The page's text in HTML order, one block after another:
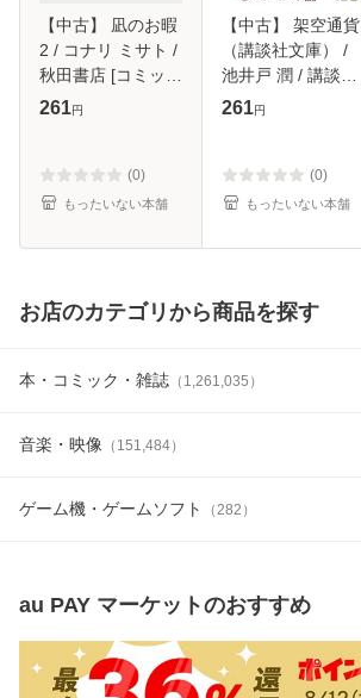
【中古】 凪のお暇
2 / コナリ ミサト /
秋田書店 [コミッ
ク]【メール便送料
261円
(0)
もったいない本舗
【中古】 架空通貨
（講談社文庫） /
池井戸 潤 / 講談社
[文庫]【メール便送
261円
(0)
もったいない本舗
お店のカテゴリから商品を探す
本・コミック・雑誌 （ 1,261,035 ）
音楽・映像 （ 151,484）
ゲーム機・ゲームソフト （282 ）
au PAY マーケットのおすすめ